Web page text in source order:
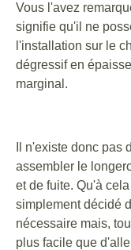
Vous l'avez
signifie qu'il ne
l'installation sur le
dégressif en
marginal.
Il n'existe donc pas
assembler le
et de fuite. Qu'à
simplement décidé
nécessaire mais,
plus facile que